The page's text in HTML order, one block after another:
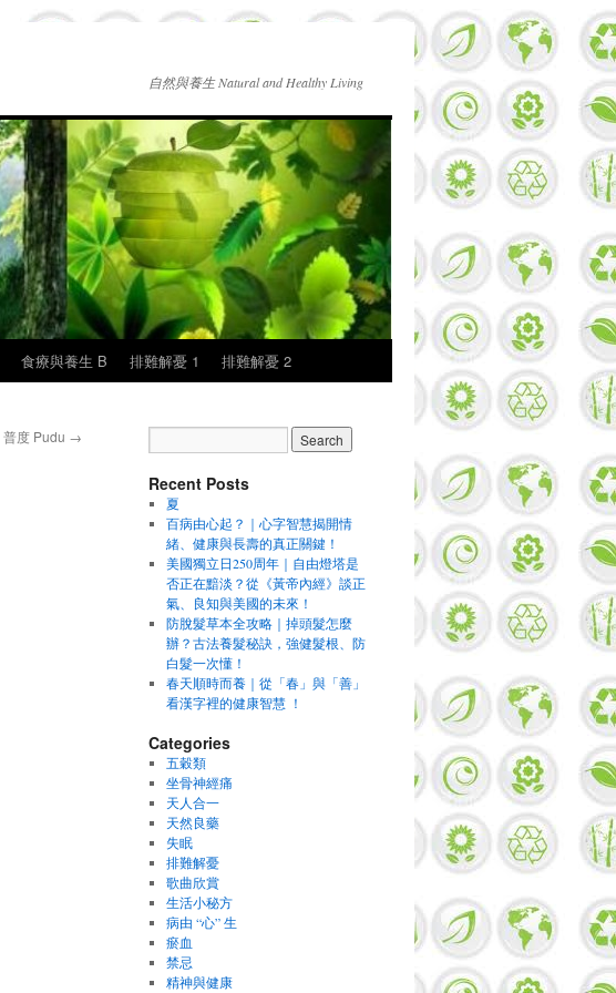
自然與養生 Natural and Healthy Living
食療與養生 B 排難解憂 1 排難解憂 2
普度 Pudu →
Recent Posts
夏
百病由心起？｜心字智慧揭開情
緒、健康與長壽的真正關鍵！
美國獨立日250周年｜自由燈塔是
否正在黯淡？從《黃帝內經》談正
氣、良知與美國的未來！
防脫髮草本全攻略｜掉頭髮怎麼
辦？古法養髮秘訣，強健髮根、防
白髮一次懂！
春天順時而養｜從「春」與「善」
看漢字裡的健康智慧 ！
Categories
五穀類
坐骨神經痛
天人合一
天然良藥
失眠
排難解憂
歌曲欣賞
生活小秘方
病由 “心” 生
瘀血
禁忌
精神與健康